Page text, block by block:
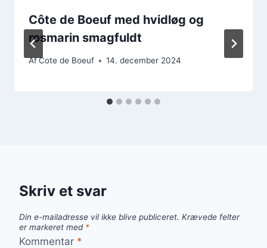
Côte de Boeuf med hvidløg og
rosmarin smagfuldt
AfCote de Boeuf 14. december 2024
Skriv et svar
Din e-mailadresse vil ikke blive publiceret. Krævede felter
er markeret med *
Kommentar *